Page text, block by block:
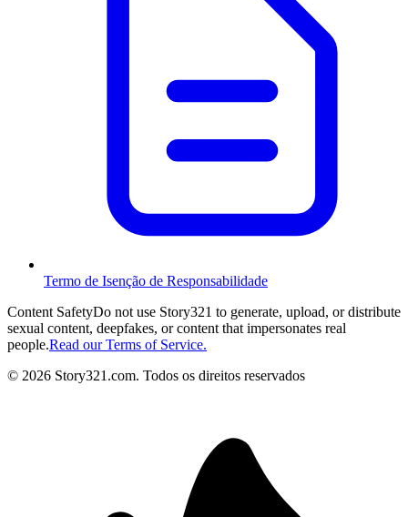
Termo de Isenção de Responsabilidade
Content SafetyDo not use Story321 to generate, upload, or distribute
sexual content, deepfakes, or content that impersonates real
people.Read our Terms of Service.
© 2026 Story321.com. Todos os direitos reservados